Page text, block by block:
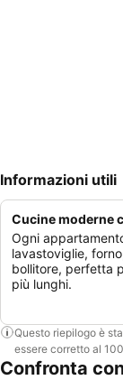
Informazioni utili
Cucine moderne
Ogni
lavastoviglie,
bollitore, perfetta
più lunghi.
Questo riepilogo è
essere corretto al
Confronta